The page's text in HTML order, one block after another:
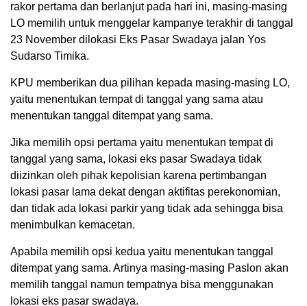
rakor pertama dan berlanjut pada hari ini, masing-masing
LO memilih untuk menggelar kampanye terakhir di tanggal
23 November dilokasi Eks Pasar Swadaya jalan Yos
Sudarso Timika.
KPU memberikan dua pilihan kepada masing-masing LO,
yaitu menentukan tempat di tanggal yang sama atau
menentukan tanggal ditempat yang sama.
Jika memilih opsi pertama yaitu menentukan tempat di
tanggal yang sama, lokasi eks pasar Swadaya tidak
diizinkan oleh pihak kepolisian karena pertimbangan
lokasi pasar lama dekat dengan aktifitas perekonomian,
dan tidak ada lokasi parkir yang tidak ada sehingga bisa
menimbulkan kemacetan.
Apabila memilih opsi kedua yaitu menentukan tanggal
ditempat yang sama. Artinya masing-masing Paslon akan
memilih tanggal namun tempatnya bisa menggunakan
lokasi eks pasar swadaya.